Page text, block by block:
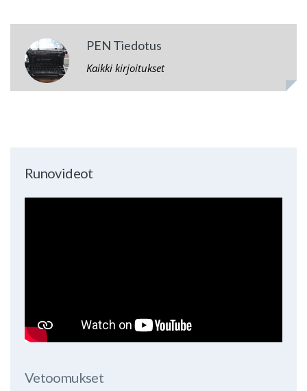
PEN Tiedotus
Kaikki kirjoitukset
Runovideot
Vetoomukset